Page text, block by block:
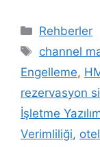
Kategoriler
Rehberler
Etiketler
channel
Engelleme,
rezervasyon
İşletme
Verimliliği, otel